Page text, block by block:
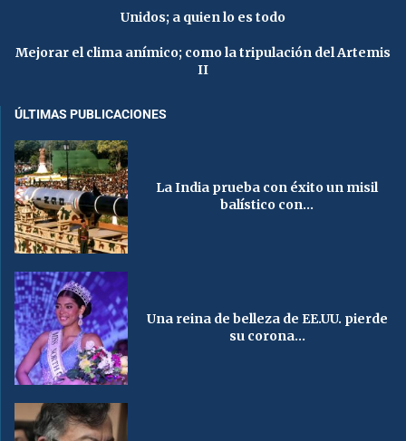
Unidos; a quien lo es todo
Mejorar el clima anímico; como la tripulación del Artemis
II
ÚLTIMAS PUBLICACIONES
La India prueba con éxito un misil
balístico con...
Una reina de belleza de EE.UU. pierde
su corona...